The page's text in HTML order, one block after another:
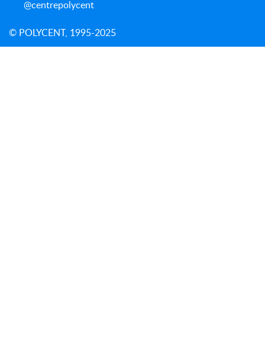
@centrepolycent
© POLYCENT, 1995-2025